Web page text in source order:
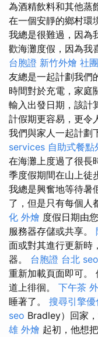
為酒精飲料和其他蒸
在一個安靜的鄉村環
我總是很難過，因為
歡海灘度假，因為我
台胞證 新竹外燴 社
友總是一起計劃我們
時間對於充電，家庭
輸入出發日期，該計
計假期更容易，更令
我們與家人一起計劃
services 自助式餐點
在海灘上度過了很長
季度假期間在山上徒
我總是興奮地等待暑
了，但是只有每個人
化 外燴 度假日期由
服務器存儲或共享。
面或對其進行更新時
器。 台胞證 台北
重新加載頁面即可。
道上徘徊。 下午茶
睡著了。 搜尋引擎優
seo Bradley）回家
雄 外燴 起初，他想